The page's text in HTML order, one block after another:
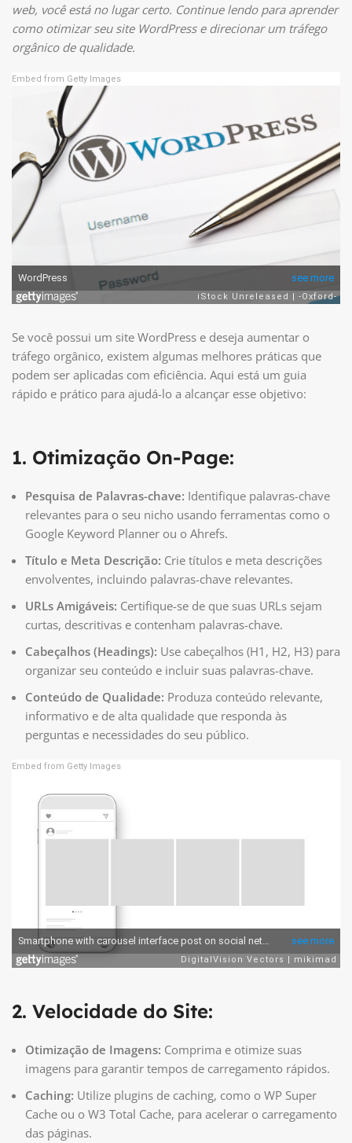
web, você está no lugar certo. Continue lendo para aprender
como otimizar seu site WordPress e direcionar um tráfego
orgânico de qualidade.
Embed from Getty Images
Se você possui um site WordPress e deseja aumentar o
tráfego orgânico, existem algumas melhores práticas que
podem ser aplicadas com eficiência. Aqui está um guia
rápido e prático para ajudá-lo a alcançar esse objetivo:
1. Otimização On-Page:
Pesquisa de Palavras-chave: Identifique palavras-chave
relevantes para o seu nicho usando ferramentas como o
Google Keyword Planner ou o Ahrefs.
Título e Meta Descrição: Crie títulos e meta descrições
envolventes, incluindo palavras-chave relevantes.
URLs Amigáveis: Certifique-se de que suas URLs sejam
curtas, descritivas e contenham palavras-chave.
Cabeçalhos (Headings): Use cabeçalhos (H1, H2, H3) para
organizar seu conteúdo e incluir suas palavras-chave.
Conteúdo de Qualidade: Produza conteúdo relevante,
informativo e de alta qualidade que responda às
perguntas e necessidades do seu público.
Embed from Getty Images
2. Velocidade do Site:
Otimização de Imagens: Comprima e otimize suas
imagens para garantir tempos de carregamento rápidos.
Caching: Utilize plugins de caching, como o WP Super
Cache ou o W3 Total Cache, para acelerar o carregamento
das páginas.